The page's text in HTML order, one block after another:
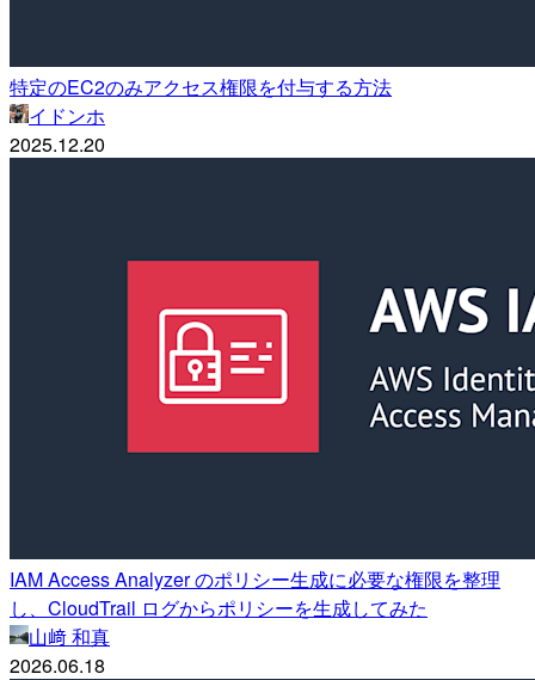
特定のEC2のみアクセス権限を付与する方法
イドンホ
2025.12.20
IAM Access Analyzer のポリシー生成に必要な権限を整理
し、CloudTrail ログからポリシーを生成してみた
山﨑 和真
2026.06.18